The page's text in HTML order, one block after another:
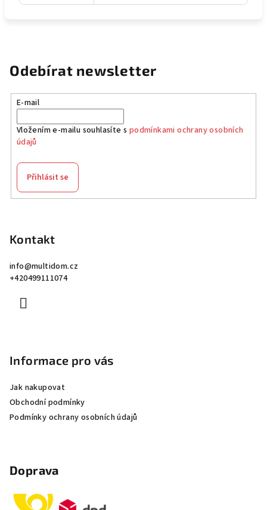
Odebírat newsletter
E-mail
Vložením e-mailu souhlasíte s podmínkami ochrany osobních
údajů
Přihlásit se
Kontakt
info@multidom.cz
+420499111074
Informace pro vás
Jak nakupovat
Obchodní podmínky
Podmínky ochrany osobních údajů
Doprava